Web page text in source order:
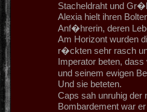
Stacheldraht und
Alexia hielt ihren
Anf�hrerin, deren
Am Horizont wurden
r�ckten sehr rasch
Imperator beten,
und seinem ewigen
Und sie beteten.
Caps sah unruhig
Bombardement war